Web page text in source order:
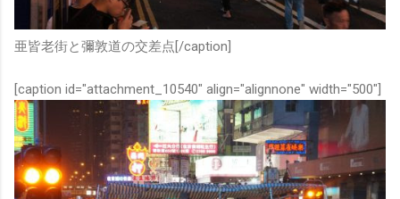
亜皆老街と彌敦道の交差点[/caption]
[caption id="attachment_10540" align="alignnone" width="500"]